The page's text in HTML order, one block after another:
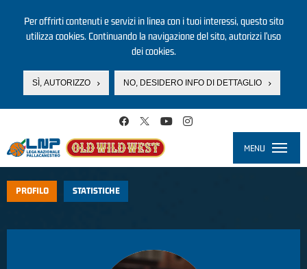
Per offrirti contenuti e servizi in linea con i tuoi interessi, questo sito
utilizza cookies. Continuando la navigazione del sito, autorizzi l’uso
dei cookies.
SÌ, AUTORIZZO NO, DESIDERO INFO DI DETTAGLIO
MENU
PROFILO STATISTICHE